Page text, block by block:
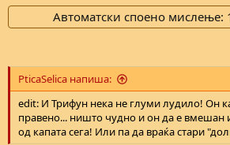
а
њ
Автоматски споено мислење:
PticaSelica напиша:
edit: И Трифун нека не глуми лудило! Он
правено... ништо чудно и он да е вмешан
од капата сега! Или па да враќа стари